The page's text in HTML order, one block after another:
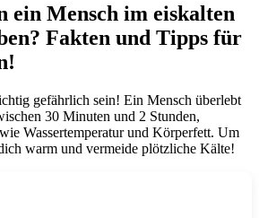
ein Mensch im eiskalten
Fakten und Tipps für
gefährlich sein! Ein Mensch überlebt
30 Minuten und 2 Stunden,
Wassertemperatur und Körperfett. Um
warm und vermeide plötzliche Kälte!